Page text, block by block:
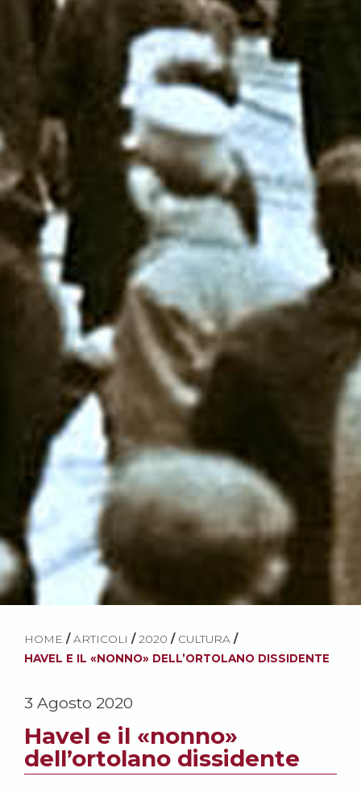
HOME / ARTICOLI / 2020 / CULTURA /
HAVEL E IL «NONNO» DELL’ORTOLANO DISSIDENTE
3 Agosto 2020
Havel e il «nonno»
dell’ortolano dissidente